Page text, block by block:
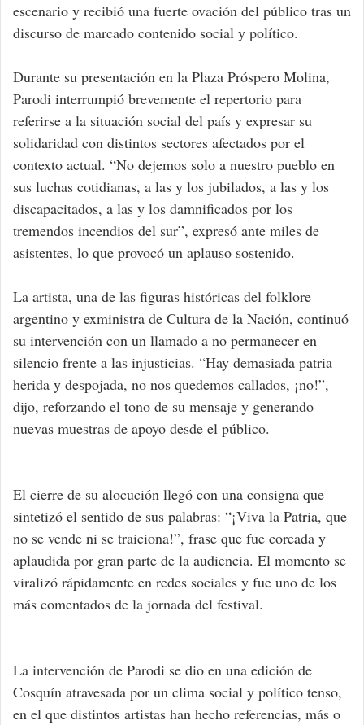
escenario y recibió una fuerte ovación del público tras un
discurso de marcado contenido social y político.
Durante su presentación en la Plaza Próspero Molina,
Parodi interrumpió brevemente el repertorio para
referirse a la situación social del país y expresar su
solidaridad con distintos sectores afectados por el
contexto actual. “No dejemos solo a nuestro pueblo en
sus luchas cotidianas, a las y los jubilados, a las y los
discapacitados, a las y los damnificados por los
tremendos incendios del sur”, expresó ante miles de
asistentes, lo que provocó un aplauso sostenido.
La artista, una de las figuras históricas del folklore
argentino y exministra de Cultura de la Nación, continuó
su intervención con un llamado a no permanecer en
silencio frente a las injusticias. “Hay demasiada patria
herida y despojada, no nos quedemos callados, ¡no!”,
dijo, reforzando el tono de su mensaje y generando
nuevas muestras de apoyo desde el público.
El cierre de su alocución llegó con una consigna que
sintetizó el sentido de sus palabras: “¡Viva la Patria, que
no se vende ni se traiciona!”, frase que fue coreada y
aplaudida por gran parte de la audiencia. El momento se
viralizó rápidamente en redes sociales y fue uno de los
más comentados de la jornada del festival.
La intervención de Parodi se dio en una edición de
Cosquín atravesada por un clima social y político tenso,
en el que distintos artistas han hecho referencias, más o